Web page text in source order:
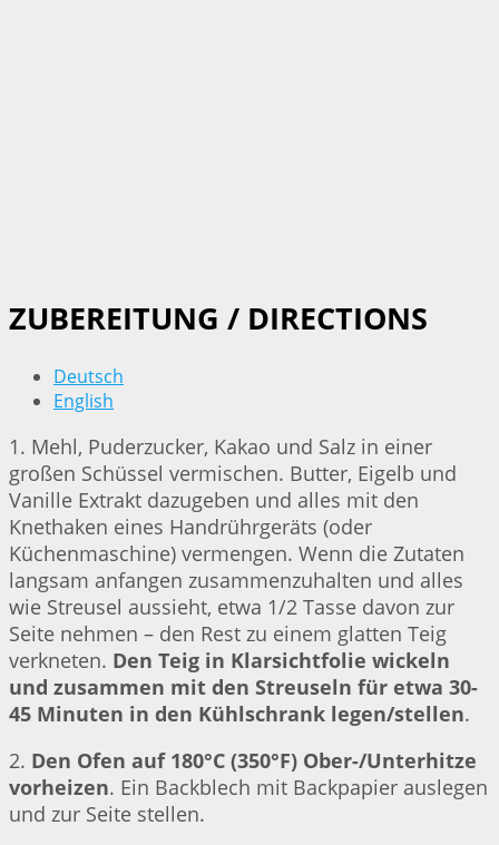
ZUBEREITUNG / DIRECTIONS
Deutsch
English
1. Mehl, Puderzucker, Kakao und Salz in einer
großen Schüssel vermischen. Butter, Eigelb und
Vanille Extrakt dazugeben und alles mit den
Knethaken eines Handrührgeräts (oder
Küchenmaschine) vermengen. Wenn die Zutaten
langsam anfangen zusammenzuhalten und alles
wie Streusel aussieht, etwa 1/2 Tasse davon zur
Seite nehmen – den Rest zu einem glatten Teig
verkneten. Den Teig in Klarsichtfolie wickeln
und zusammen mit den Streuseln für etwa 30-
45 Minuten in den Kühlschrank legen/stellen.
2. Den Ofen auf 180°C (350°F) Ober-/Unterhitze
vorheizen. Ein Backblech mit Backpapier auslegen
und zur Seite stellen.